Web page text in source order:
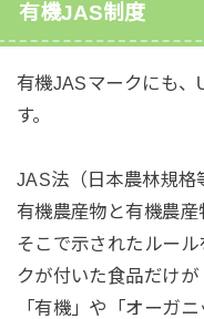
有機JAS制度
有機JASマークにも
す。
JAS法（日本農林規格
有機農産物と有機農
そこで示されたルー
クが付いた食品だけが
「有機」や「オーガ